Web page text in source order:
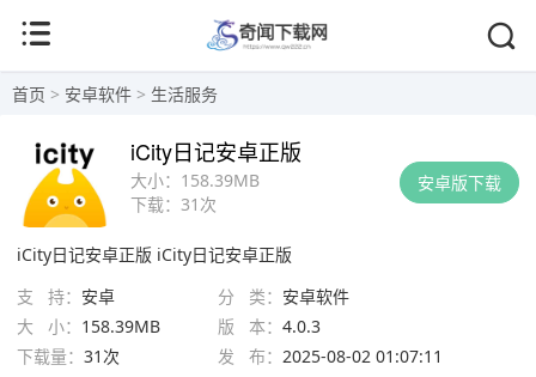
首页 > 安卓软件 > 生活服务
安卓版下载
大小： 158.39MB
下载： 31次
iCity日记安卓正版
iCity日记安卓正版 iCity日记安卓正版
支 持： 安卓 分 类： 安卓软件
大 小： 158.39MB 版 本： 4.0.3
下载量： 31次 发 布： 2025-08-02 01:07:11